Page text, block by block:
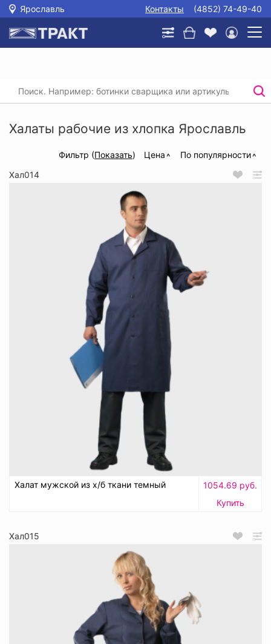
Ярославль Контакты (4852) 74-49-40
Главная / /
Халаты рабочие из хлопка
Халаты рабочие из хлопка Ярославль
Фильтр (Показать) Цена
По популярности
Хал014
Халат мужской из х/б ткани темный
1054.69 руб.
Купить
Хал015